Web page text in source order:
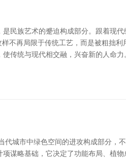
民族艺术的蹙迫构成部分。跟着现
不再局限于传统工艺，而是被粗拙
传统与现代相交融，兴奋新的人命
代城市中绿色空间的进攻构成部分
谋略基础，它决定了功能布局、植